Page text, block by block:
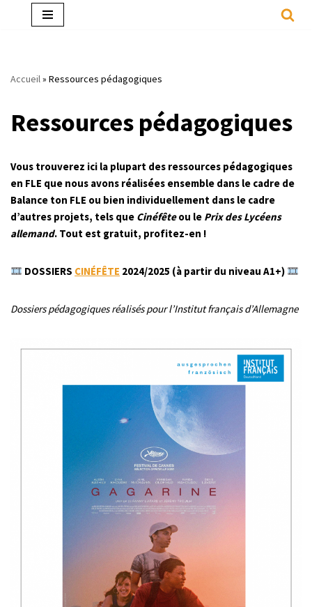
Accueil» Ressources pédagogiques
Ressources pédagogiques
Vous trouverez ici la plupart des ressources pédagogiques
en FLE que nous avons réalisées ensemble dans le cadre de
Balance ton FLE ou bien individuellement dans le cadre
d’autres projets, tels que Cinéfêteou le Prix des Lycéens
allemand. Tout est gratuit, profitez-en !
DOSSIERS CINÉFÊTE 2024/2025 (à partir du niveau A1+)
Dossiers pédagogiques réalisés pour l’Institut français d’Allemagne